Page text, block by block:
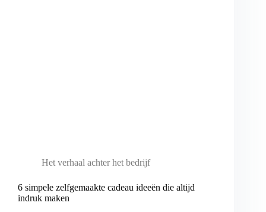
Het verhaal achter het bedrijf
6 simpele zelfgemaakte cadeau ideeën die altijd
indruk maken